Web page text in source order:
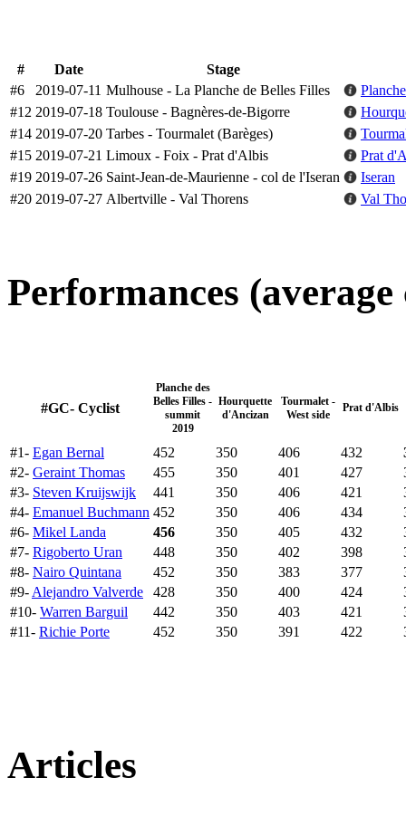
# Date
Stage
#6
2019-07-11 Mulhouse - La Planche de Belles Filles
#12 2019-07-18 Toulouse - Bagnères-de-Bigorre
#14 2019-07-20 Tarbes - Tourmalet (Barèges)
#15 2019-07-21 Limoux - Foix - Prat d'Albis
Prat
#19 2019-07-26 Saint-Jean-de-Maurienne - col de l'Iseran
Iseran
#20 2019-07-27 Albertville - Val Thorens Val
Performances
#GC- Cyclist
Planche des
Belles Filles -
summit
2019
Hourquette
d'Ancizan
Tourmalet -
West side
Prat d'Albis
#1- Egan Bernal 452 350 406 432
#2- Geraint Thomas 455 350 401 427
#3- Steven Kruijswijk 441 350 406 421
#4- Emanuel Buchmann 452 350 406 434
#6- Mikel Landa 456 350 405 432
#7- Rigoberto Uran 448 350 402 398
#8- Nairo Quintana 452 350 383 377
#9- Alejandro Valverde 428 350 400 424
#10- Warren Barguil 442 350 403 421
#11- Richie Porte 452 350 391 422
Articles